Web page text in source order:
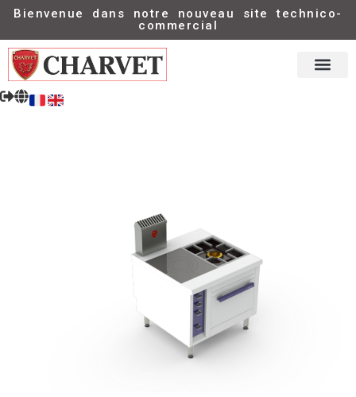
Bienvenue dans notre nouveau site technico-
commercial